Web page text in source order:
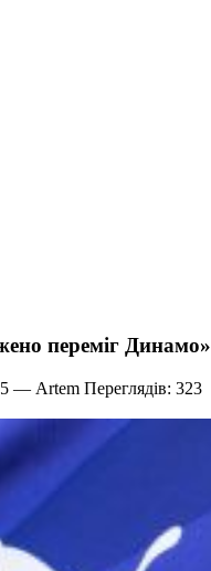
переміг Динамо»
— Artem Переглядів: 323